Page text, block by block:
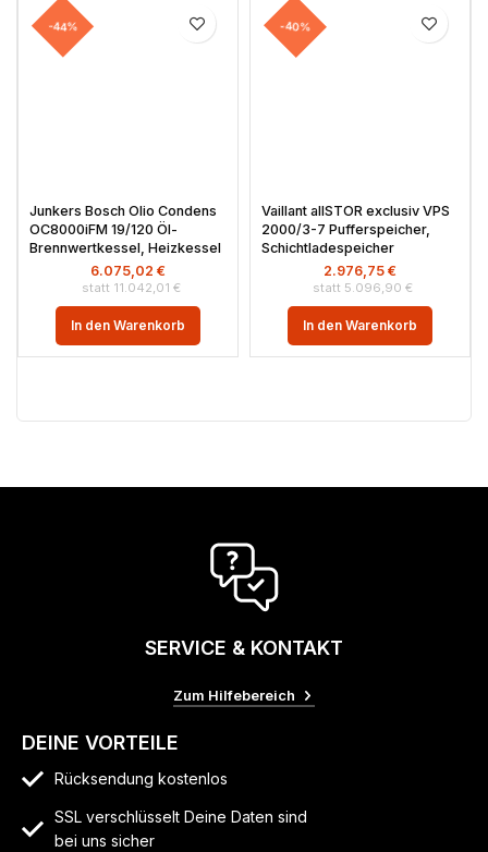
-44%
Junkers Bosch Olio Condens
OC8000iFM 19/120 Öl-
Brennwertkessel, Heizkessel
11.042,01 €
6.075,02 €
In den Warenkorb
-40%
Vaillant allSTOR exclusiv VPS
2000/3-7 Pufferspeicher,
Schichtladespeicher
5.096,90 €
2.976,75 €
In den Warenkorb
SERVICE & KONTAKT
Zum Hilfebereich
DEINE VORTEILE
Rücksendung kostenlos
SSL verschlüsselt Deine Daten sind
bei uns sicher